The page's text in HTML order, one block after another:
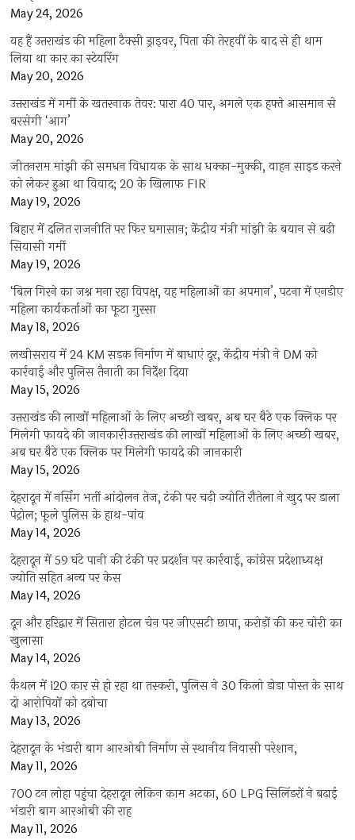
May 24, 2026
यह हैं उत्तराखंड की महिला टैक्सी ड्राइवर, पिता की तेरहवीं के बाद से ही थाम
लिया था कार का स्टेयरिंग
May 20, 2026
उत्तराखंड में गर्मी के खतरनाक तेवर: पारा 40 पार, अगले एक हफ्ते आसमान से
बरसेगी ‘आग’
May 20, 2026
जीतनराम मांझी की समधन विधायक के साथ धक्का-मुक्की, वाहन साइड करने
को लेकर हुआ था विवाद; 20 के खिलाफ FIR
May 19, 2026
बिहार में दलित राजनीति पर फिर घमासान; केंद्रीय मंत्री मांझी के बयान से बढ़ी
सियासी गर्मी
May 19, 2026
‘बिल गिरने का जश्न मना रहा विपक्ष, यह महिलाओं का अपमान’, पटना में एनडीए
महिला कार्यकर्ताओं का फूटा गुस्सा
May 18, 2026
लखीसराय में 24 KM सड़क निर्माण में बाधाएं दूर, केंद्रीय मंत्री ने DM को
कार्रवाई और पुलिस तैनाती का निर्देश दिया
May 15, 2026
उत्तराखंड की लाखों महिलाओं के लिए अच्छी खबर, अब घर बैठे एक क्लिक पर
मिलेगी फायदे की जानकारीउत्तराखंड की लाखों महिलाओं के लिए अच्छी खबर,
अब घर बैठे एक क्लिक पर मिलेगी फायदे की जानकारी
May 15, 2026
देहरादून में नर्सिंग भर्ती आंदोलन तेज, टंकी पर चढ़ी ज्योति रौतेला ने खुद पर डाला
पेट्रोल; फूले पुलिस के हाथ-पांव
May 14, 2026
देहरादून में 59 घंटे पानी की टंकी पर प्रदर्शन पर कार्रवाई, कांग्रेस प्रदेशाध्यक्ष
ज्योति सहित अन्य पर केस
May 14, 2026
दून और हरिद्वार में सितारा होटल चेन पर जीएसटी छापा, करोड़ों की कर चोरी का
खुलासा
May 14, 2026
कैथल में i20 कार से हो रहा था तस्करी, पुलिस ने 30 किलो डोडा पोस्त के साथ
दो आरोपियों को दबोचा
May 13, 2026
देहरादून के भंडारी बाग आरओबी निर्माण से स्थानीय निवासी परेशान,
May 11, 2026
700 टन लोहा पहुंचा देहरादून लेकिन काम अटका, 60 LPG सिलिंडरों ने बढ़ाई
भंडारी बाग आरओबी की राह
May 11, 2026